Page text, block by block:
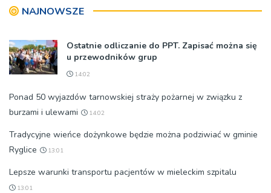
NAJNOWSZE
Ostatnie odliczanie do PPT. Zapisać można się
u przewodników grup
14:02
Ponad 50 wyjazdów tarnowskiej straży pożarnej w związku z
burzami i ulewami
14:02
Tradycyjne wieńce dożynkowe będzie można podziwiać w gminie
Ryglice
13:01
Lepsze warunki transportu pacjentów w mieleckim szpitalu
13:01